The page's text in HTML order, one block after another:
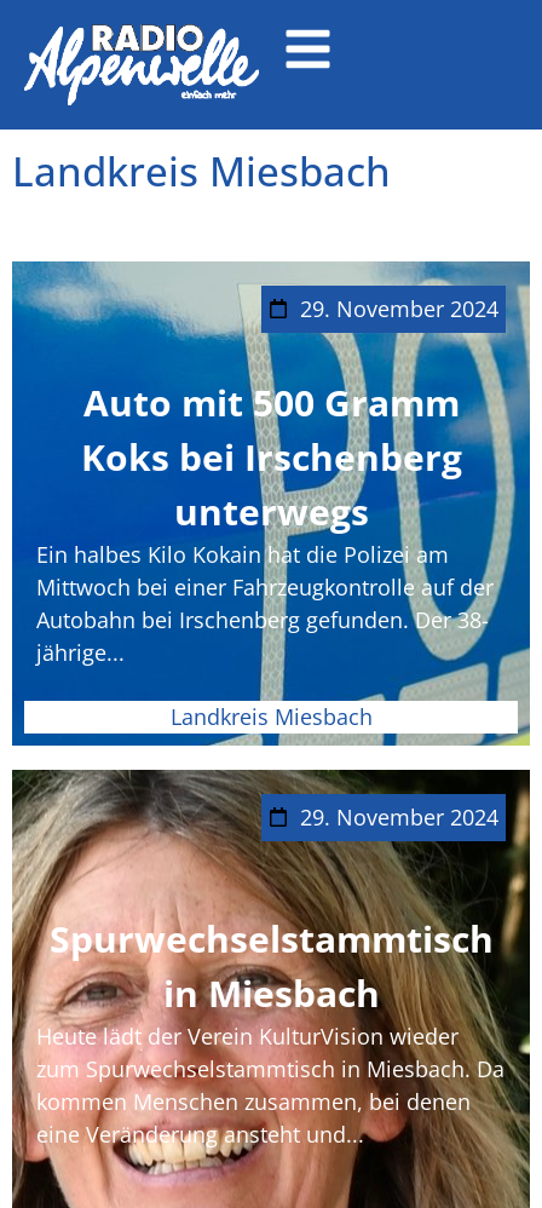
Landkreis Miesbach
29. November 2024
Auto mit 500 Gramm
Koks bei Irschenberg
unterwegs
Ein halbes Kilo Kokain hat die Polizei am
Mittwoch bei einer Fahrzeugkontrolle auf der
Autobahn bei Irschenberg gefunden. Der 38-
jährige...
Landkreis Miesbach
29. November 2024
Spurwechselstammtisch
in Miesbach
Heute lädt der Verein KulturVision wieder
zum Spurwechselstammtisch in Miesbach. Da
kommen Menschen zusammen, bei denen
eine Veränderung ansteht und...